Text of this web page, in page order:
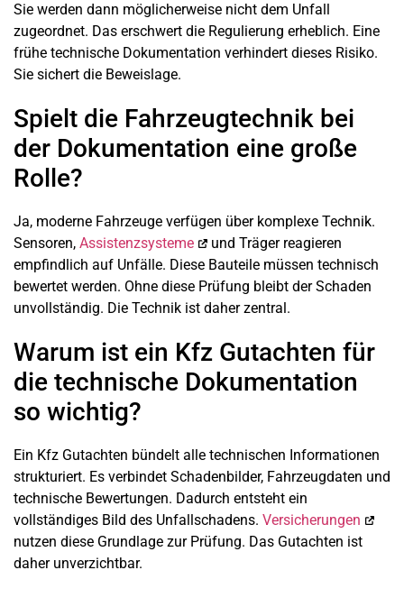
Sie werden dann möglicherweise nicht dem Unfall
zugeordnet. Das erschwert die Regulierung erheblich. Eine
frühe technische Dokumentation verhindert dieses Risiko.
Sie sichert die Beweislage.
Spielt die Fahrzeugtechnik bei
der Dokumentation eine große
Rolle?
Ja, moderne Fahrzeuge verfügen über komplexe Technik.
Sensoren, Assistenzsysteme
und Träger reagieren
empfindlich auf Unfälle. Diese Bauteile müssen technisch
bewertet werden. Ohne diese Prüfung bleibt der Schaden
unvollständig. Die Technik ist daher zentral.
Warum ist ein Kfz Gutachten für
die technische Dokumentation
so wichtig?
Ein Kfz Gutachten bündelt alle technischen Informationen
strukturiert. Es verbindet Schadenbilder, Fahrzeugdaten und
technische Bewertungen. Dadurch entsteht ein
vollständiges Bild des Unfallschadens. Versicherungen
nutzen diese Grundlage zur Prüfung. Das Gutachten ist
daher unverzichtbar.